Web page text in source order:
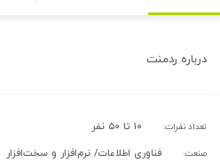
درباره ردمنت
تعداد نفرات: ۱۰ تا ۵۰ نفر
صنعت: فناوری اطلاعات/ نرم‌افزار و سخت‌افزار